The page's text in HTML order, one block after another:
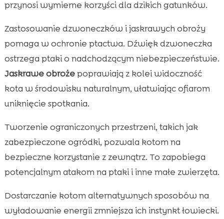
przynosi wymierne korzyści dla dzikich gatunków.
Zastosowanie dzwoneczków i jaskrawych obroży
pomaga w ochronie ptactwa. Dźwięk dzwoneczka
ostrzega ptaki o nadchodzącym niebezpieczeństwie.
Jaskrawe obrożepoprawiają z kolei widoczność
kota w środowisku naturalnym, ułatwiając ofiarom
uniknięcie spotkania.
Tworzenie ograniczonych przestrzeni, takich jak
zabezpieczone ogródki, pozwala kotom na
bezpieczne korzystanie z zewnątrz. To zapobiega
potencjalnym atakom na ptaki i inne małe zwierzęta.
Dostarczanie kotom alternatywnych sposobów na
wyładowanie energii zmniejsza ich instynkt łowiecki.